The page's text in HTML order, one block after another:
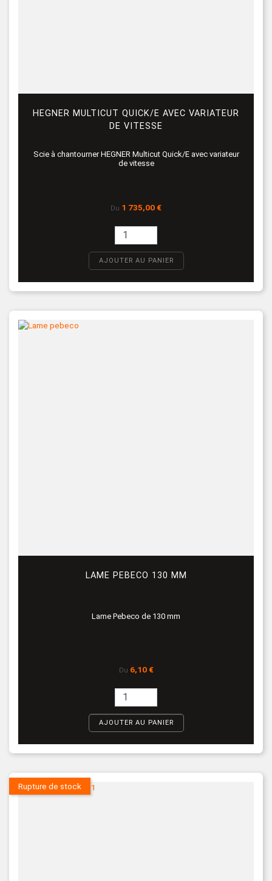
HEGNER MULTICUT QUICK/E AVEC VARIATEUR
DE VITESSE
Scie à chantourner HEGNER Multicut Quick/E avec variateur
de vitesse
Du Prix
1 735,00 €
AJOUTER AU PANIER
LAME PEBECO 130 MM
Lame Pebeco de 130 mm
Du Prix
6,10 €
AJOUTER AU PANIER
Rupture de stock